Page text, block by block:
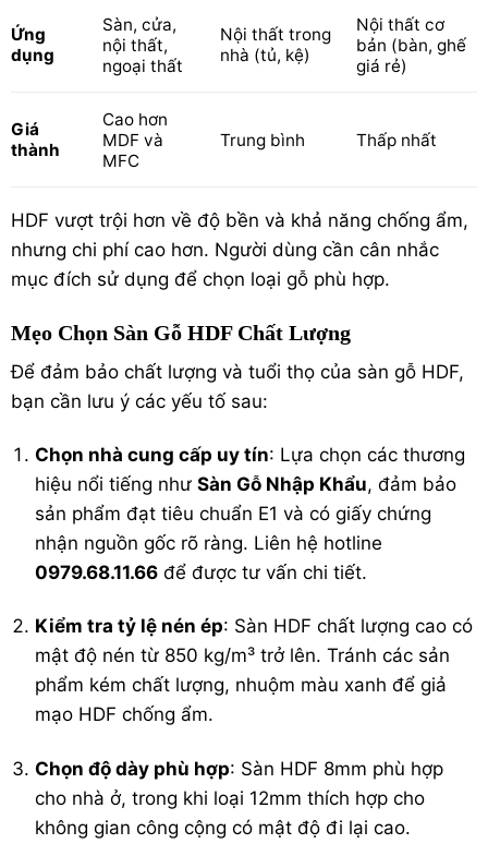
Ứng
dụng
Sàn, cửa,
nội thất,
ngoại thất
Nội thất trong
nhà (tủ, kệ)
Nội thất cơ
bản (bàn, ghế
giá rẻ)
Giá
thành
Cao hơn
MDF và
MFC
Trung bình Thấp nhất
HDF vượt trội hơn về độ bền và khả năng chống ẩm,
nhưng chi phí cao hơn. Người dùng cần cân nhắc
mục đích sử dụng để chọn loại gỗ phù hợp.
Mẹo Chọn Sàn Gỗ HDF Chất Lượng
Để đảm bảo chất lượng và tuổi thọ của sàn gỗ HDF,
bạn cần lưu ý các yếu tố sau:
Chọn nhà cung cấp uy tín: Lựa chọn các thương
hiệu nổi tiếng nhưSàn Gỗ Nhập Khẩu, đảm bảo
sản phẩm đạt tiêu chuẩn E1 và có giấy chứng
nhận nguồn gốc rõ ràng. Liên hệ hotline
0979.68.11.66 để được tư vấn chi tiết.
Kiểm tra tỷ lệ nén ép: Sàn HDF chất lượng cao có
mật độ nén từ 850 kg/m³ trở lên. Tránh các sản
phẩm kém chất lượng, nhuộm màu xanh để giả
mạo HDF chống ẩm.
Chọn độ dày phù hợp: Sàn HDF 8mm phù hợp
cho nhà ở, trong khi loại 12mm thích hợp cho
không gian công cộng có mật độ đi lại cao.